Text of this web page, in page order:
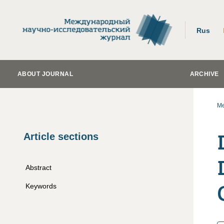
Rus
ABOUT JOURNAL ARCHIVE
Article sections
Abstract
Keywords